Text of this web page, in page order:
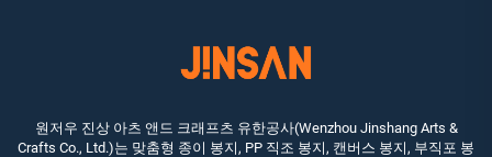
원저우 진상 아츠 앤드 크래프츠 유한공사(Wenzhou Jinshang Arts &
Crafts Co., Ltd.)는 맞춤형 종이 봉지, PP 직조 봉지, 캔버스 봉지, 부직포 봉